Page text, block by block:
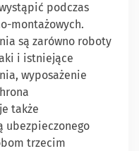
podczas
montażowych.
są zarówno roboty
i istniejące
wyposażenie
także
ubezpieczonego
trzecim